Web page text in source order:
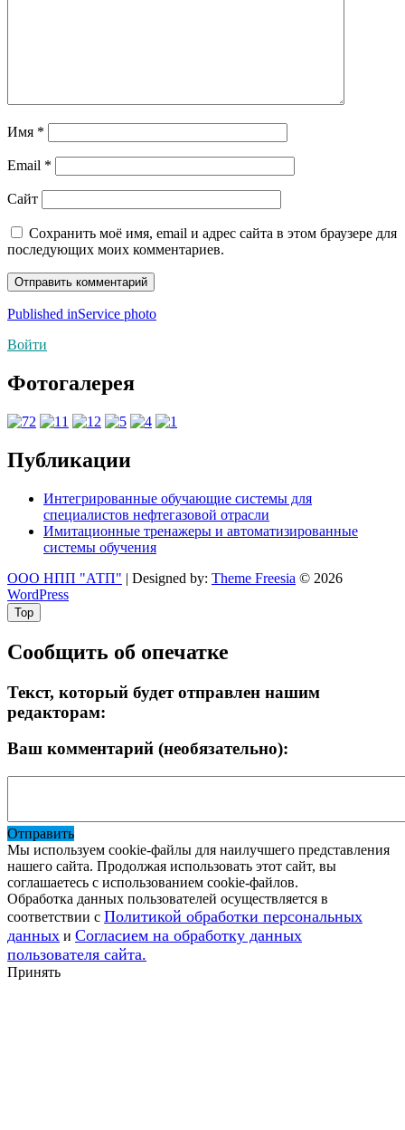
Имя *
Email *
Сайт
Сохранить моё имя, email и адрес сайта в этом браузере для
последующих моих комментариев.
Навигация
по
Published inService photo
Войти
Фотогалерея
Публикации
Интегрированные обучающие системы для
специалистов нефтегазовой отрасли
Имитационные тренажеры и автоматизированные
системы обучения
ООО НПП "АТП" | Designed by: Theme Freesia © 2026
WordPress
Top
Сообщить об опечатке
Текст, который будет отправлен нашим
редакторам:
Ваш комментарий (необязательно):
Отправить
Мы используем cookie-файлы для наилучшего представления
нашего сайта. Продолжая использовать этот сайт, вы
соглашаетесь с использованием cookie-файлов.
Обработка данных пользователей осуществляется в
соответствии с Политикой обработки персональных
данных и Согласием на обработку данных
пользователя сайта.
Принять